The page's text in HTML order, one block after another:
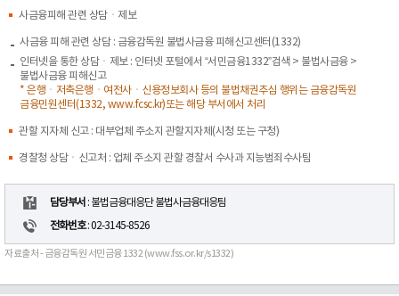
사금융피해 관련 상담ㆍ제보
사금융 피해 관련 상담 : 금융감독원 불법사금융 피해신고센터(1332)
인터넷을 통한 상담ㆍ제보 : 인터넷 포털에서 “서민금융1332”검색 > 불법사금융 >
불법사금융 피해신고
* 은행ㆍ저축은행ㆍ여전사ㆍ신용정보회사 등의 불법채권추심 행위는 금융감독원
금융민원센터(1332, www.fcsc.kr)또는 해당 부서에서 처리
관할 지자체 신고 : 대부업체 주소지 관할지자체(시청 또는 구청)
경찰청 상담ㆍ신고처 : 업체 주소지 관할 경찰서 수사과 지능범죄수사팀
담당부서 : 불법금융대응단 불법사금융대응팀
전화번호: 02-3145-8526
자료출처 - 금융감독원 서민금융 1332 (www.fss.or.kr/s1332)